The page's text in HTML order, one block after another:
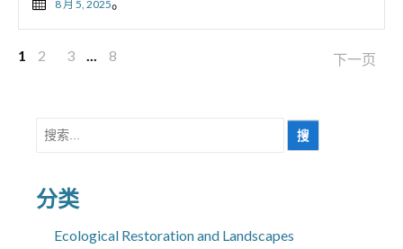
8 月 5, 2025
文
1 2 3 ... 8 下一页
搜
分类
Ecological Restoration and Landscapes